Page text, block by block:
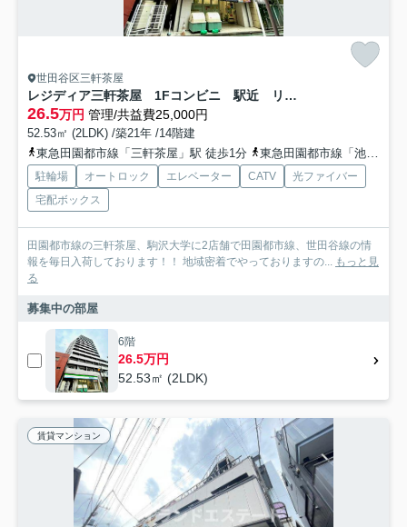
世田谷区三軒茶屋
レジディア三軒茶屋 1Fコンビニ 駅近 リノベーション
26.5万円 管理/共益費25,000円
52.53㎡ (2LDK) /築21年 /14階建
東急田園都市線「三軒茶屋」駅 徒歩1分
東急田園都市線「池尻大橋」駅 徒歩18分
駐輪場 オートロック エレベーター CATV
光ファイバー
宅配ボックス
田園都市線の三軒茶屋、駒沢大学に2店舗で田園都市線、世田谷線の情
報を毎日入荷しております！！ 地域密着でやっておりますの... もっと見
る
募集中の部屋
6階
26.5万円
52.53㎡ (2LDK)
賃貸マンション